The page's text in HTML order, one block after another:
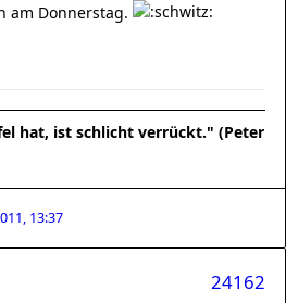
am Donnerstag.
hat, ist schlicht verrückt." (Peter
13:37
24162